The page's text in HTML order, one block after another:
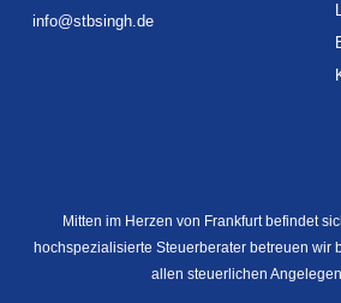
Mitten im Herzen von Frankfurt befindet
hochspezialisierte Steuerberater betreuen wir
allen steuerlichen
info@stbsingh.de